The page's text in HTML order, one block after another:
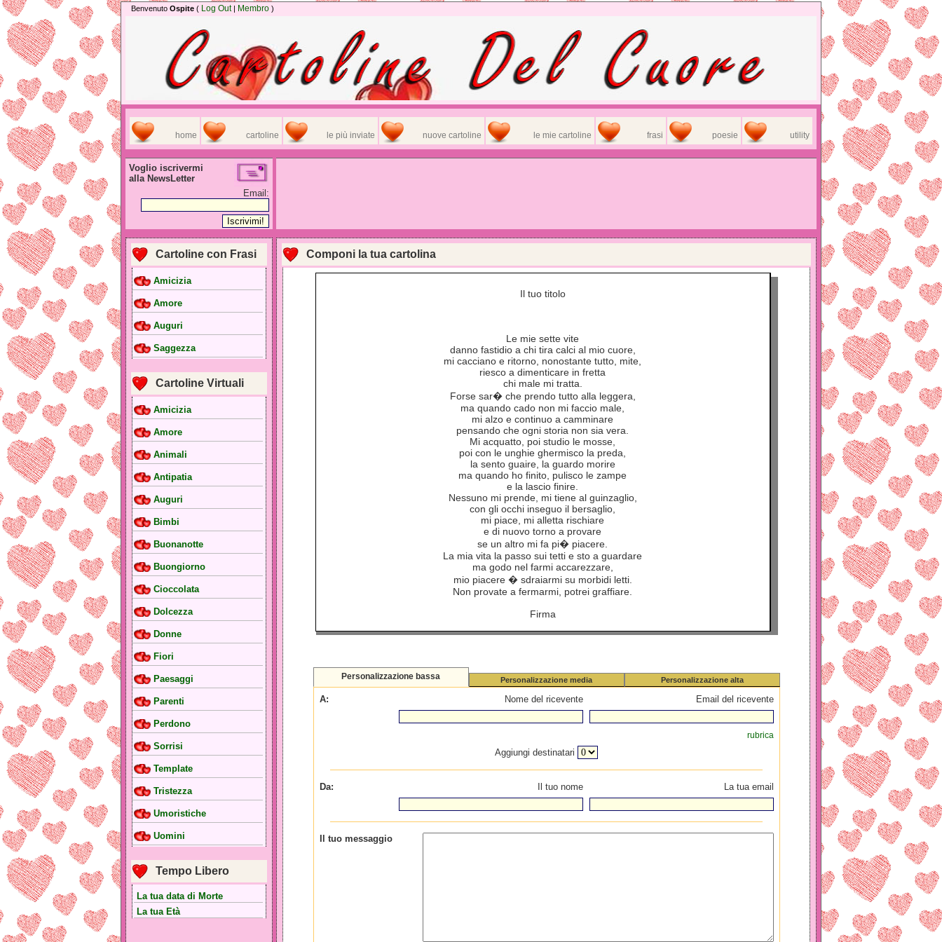
Benvenuto Ospite ( Log Out| Membro )
home cartoline le più inviate nuove cartoline le mie cartoline frasi poesie utility
Voglio iscrivermi
alla NewsLetter
Email:
Cartoline con Frasi
Amicizia
Amore
Auguri
Saggezza
Cartoline Virtuali
Amicizia
Amore
Animali
Antipatia
Auguri
Bimbi
Buonanotte
Buongiorno
Cioccolata
Dolcezza
Donne
Fiori
Paesaggi
Parenti
Perdono
Sorrisi
Template
Tristezza
Umoristiche
Uomini
Tempo Libero
La tua data di Morte
La tua Età
Componi la tua cartolina
Il tuo titolo
Le mie sette vite
danno fastidio a chi tira calci al mio cuore,
mi cacciano e ritorno, nonostante tutto, mite,
riesco a dimenticare in fretta
chi male mi tratta.
Forse sar� che prendo tutto alla leggera,
ma quando cado non mi faccio male,
mi alzo e continuo a camminare
pensando che ogni storia non sia vera.
Mi acquatto, poi studio le mosse,
poi con le unghie ghermisco la preda,
la sento guaire, la guardo morire
ma quando ho finito, pulisco le zampe
e la lascio finire.
Nessuno mi prende, mi tiene al guinzaglio,
con gli occhi inseguo il bersaglio,
mi piace, mi alletta rischiare
e di nuovo torno a provare
se un altro mi fa pi� piacere.
La mia vita la passo sui tetti e sto a guardare
ma godo nel farmi accarezzare,
mio piacere � sdraiarmi su morbidi letti.
Non provate a fermarmi, potrei graffiare.
Firma
Personalizzazione bassa Personalizzazione media Personalizzazione alta
A: Nome del ricevente Email del ricevente
rubrica
Aggiungi destinatari
Da: Il tuo nome La tua email
Il tuo messaggio